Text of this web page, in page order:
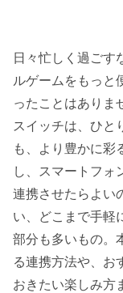
日々忙しく過ごす
ルゲームをもっと
ったことはありま
スイッチは、ひと
も、より豊かに彩
し、スマートフォ
連携させたらよい
い、どこまで手軽
部分も多いもの。
る連携方法や、お
おきたい楽しみ方